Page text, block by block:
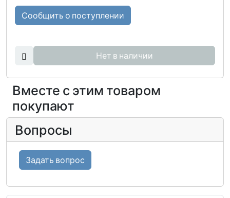
Сообщить о поступлении
Нет в наличии
Вместе с этим товаром
покупают
Вопросы
Задать вопрос